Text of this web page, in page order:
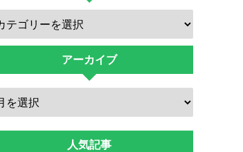
アーカイブ
人気記事